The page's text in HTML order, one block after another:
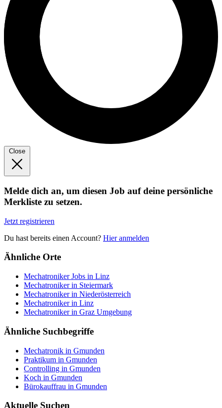
Close
Melde dich an, um diesen Job auf deine persönliche
Merkliste zu setzen.
Jetzt registrieren
Du hast bereits einen Account? Hier anmelden
Ähnliche Orte
Mechatroniker Jobs in Linz
Mechatroniker in Steiermark
Mechatroniker in Niederösterreich
Mechatroniker in Linz
Mechatroniker in Graz Umgebung
Ähnliche Suchbegriffe
Mechatronik in Gmunden
Praktikum in Gmunden
Controlling in Gmunden
Koch in Gmunden
Bürokauffrau in Gmunden
Aktuelle Suchen